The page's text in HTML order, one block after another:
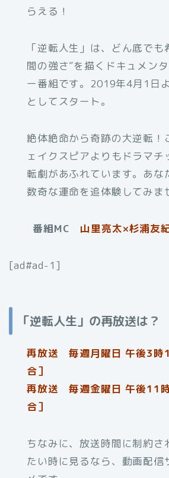
らえる！
「逆転人生」は、どん底で
間の強さ”を描くドキュメン
ー番組です。2019年4月1日
としてスタート。
絶体絶命から奇跡の大逆転！
ェイクスピアよりもドラマチ
転劇があふれています。あな
数奇な運命を追体験してみま
番組MC 山里亮太×杉浦友
[ad#ad-1]
「逆転人生」の再放送は？
再放送 毎週月曜日 午後3時
合］
再放送 毎週金曜日 午後11
合］
ちなみに、放送時間に制約さ
たい時に見るなら、動画配信